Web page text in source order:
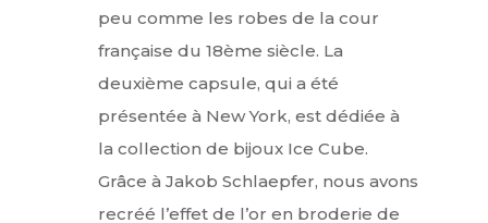
peu comme les robes de la cour
française du 18ème siècle. La
deuxième capsule, qui a été
présentée à New York, est dédiée à
la collection de bijoux Ice Cube.
Grâce à Jakob Schlaepfer, nous avons
recréé l’effet de l’or en broderie de